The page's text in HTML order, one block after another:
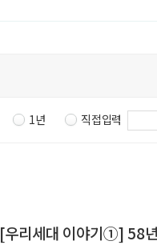
1년 직접입력
[우리세대 이야기①] 58